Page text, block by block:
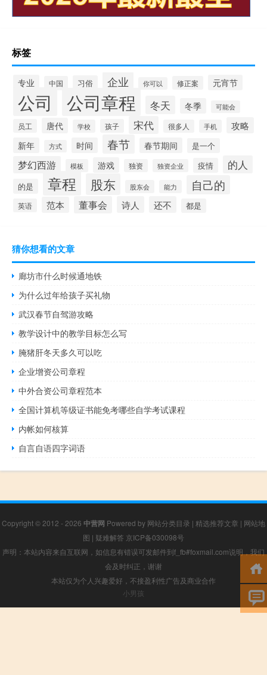
标签
专业 中国 习俗 企业 你可以 修正案 元宵节
公司 公司章程 冬天 冬季 可能会
员工 唐代 学校 孩子 宋代 很多人 手机 攻略
新年 方式 时间 春节 春节期间 是一个
梦幻西游 模板 游戏 独资 独资企业 疫情 的人
的是 章程 股东 股东会 能力 自己的
英语 范本 董事会 诗人 还不 都是
猜你想看的文章
廊坊市什么时候通地铁
为什么过年给孩子买礼物
武汉春节自驾游攻略
教学设计中的教学目标怎么写
腌猪肝冬天多久可以吃
企业增资公司章程
中外合资公司章程范本
全国计算机等级证书能免考哪些自学考试课程
内帐如何核算
自言自语四字词语
Copyright © 2012 - 2026 中营网 Powered by 网站分类目录 | 精选推荐文章 | 网站地
图 | 疑难解答 京ICP备030098号
声明：本站内容来自互联网，如信息有错误可发邮件到f_fb#foxmail.com说明，我们
会及时纠正，谢谢
本站仅为个人兴趣爱好，不接盈利性广告及商业合作
小男孩